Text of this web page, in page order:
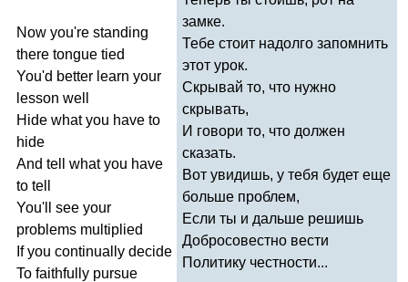
Now you're standing
there tongue tied
You'd better learn your
lesson well
Hide what you have to
hide
And tell what you have
to tell
You'll
see your
problems multiplied
If you continually decide
To faithfully pursue
замке.
Тебе стоит надолго запомнить
этот урок.
Скрывай то, что нужно
скрывать,
И говори то, что должен
сказать.
Вот увидишь, у тебя будет еще
больше проблем,
Если ты и дальше решишь
Добросовестно вести
Политику честности...